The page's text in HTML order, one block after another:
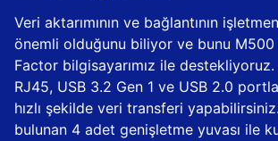
Veri aktarımının ve bağlantının
önemli olduğunu biliyor ve bunu M500
Factor bilgisayarımız ile destekliyoruz.
RJ45, USB 3.2 Gen 1 ve USB 2.0
hızlı şekilde veri transferi
bulunan 4 adet genişletme yuvası ile